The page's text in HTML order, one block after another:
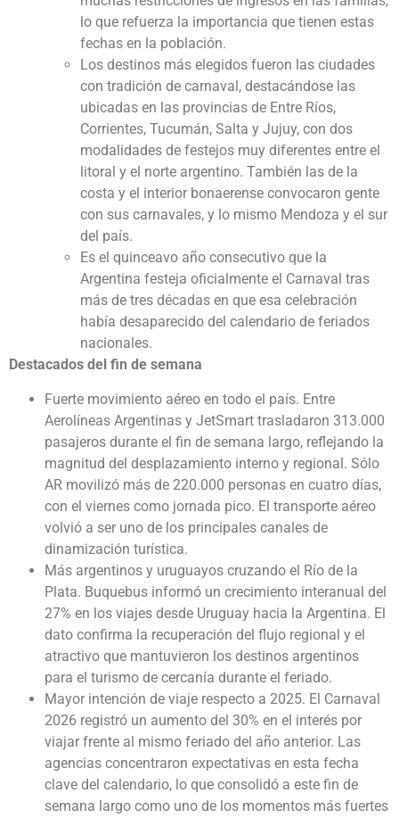
lo que refuerza la importancia que tienen estas
fechas en la población.
Los destinos más elegidos fueron las ciudades
con tradición de carnaval, destacándose las
ubicadas en las provincias de Entre Ríos,
Corrientes, Tucumán, Salta y Jujuy, con dos
modalidades de festejos muy diferentes entre el
litoral y el norte argentino. También las de la
costa y el interior bonaerense convocaron gente
con sus carnavales, y lo mismo Mendoza y el sur
del país.
Es el quinceavo año consecutivo que la
Argentina festeja oficialmente el Carnaval tras
más de tres décadas en que esa celebración
había desaparecido del calendario de feriados
nacionales.
Destacados del fin de semana
Fuerte movimiento aéreo en todo el país. Entre
Aerolíneas Argentinas y JetSmart trasladaron 313.000
pasajeros durante el fin de semana largo, reflejando la
magnitud del desplazamiento interno y regional. Sólo
AR movilizó más de 220.000 personas en cuatro días,
con el viernes como jornada pico. El transporte aéreo
volvió a ser uno de los principales canales de
dinamización turística.
Más argentinos y uruguayos cruzando el Río de la
Plata. Buquebus informó un crecimiento interanual del
27% en los viajes desde Uruguay hacia la Argentina. El
dato confirma la recuperación del flujo regional y el
atractivo que mantuvieron los destinos argentinos
para el turismo de cercanía durante el feriado.
Mayor intención de viaje respecto a 2025. El Carnaval
2026 registró un aumento del 30% en el interés por
viajar frente al mismo feriado del año anterior. Las
agencias concentraron expectativas en esta fecha
clave del calendario, lo que consolidó a este fin de
semana largo como uno de los momentos más fuertes